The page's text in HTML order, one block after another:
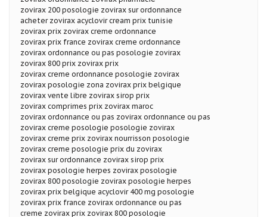
zovirax 200 posologie zovirax sur ordonnance
acheter zovirax acyclovir cream prix tunisie
zovirax prix zovirax creme ordonnance
zovirax prix france zovirax creme ordonnance
zovirax ordonnance ou pas posologie zovirax
zovirax 800 prix zovirax prix
zovirax creme ordonnance posologie zovirax
zovirax posologie zona zovirax prix belgique
zovirax vente libre zovirax sirop prix
zovirax comprimes prix zovirax maroc
zovirax ordonnance ou pas zovirax ordonnance ou pas
zovirax creme posologie posologie zovirax
zovirax creme prix zovirax nourrisson posologie
zovirax creme posologie prix du zovirax
zovirax sur ordonnance zovirax sirop prix
zovirax posologie herpes zovirax posologie
zovirax 800 posologie zovirax posologie herpes
zovirax prix belgique acyclovir 400 mg posologie
zovirax prix france zovirax ordonnance ou pas
creme zovirax prix zovirax 800 posologie